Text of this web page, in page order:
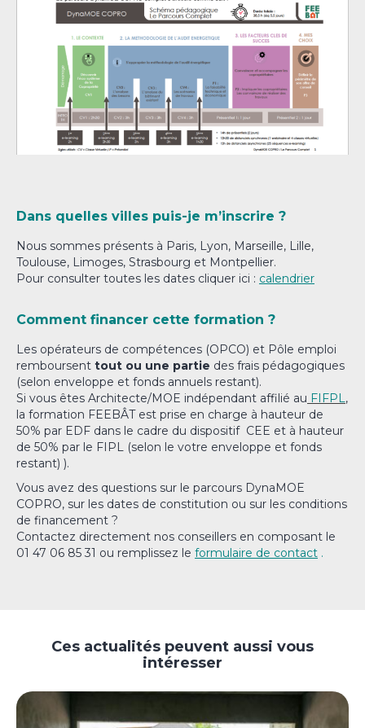
Dans quelles villes puis-je m’inscrire ?
Nous sommes présents à Paris, Lyon, Marseille, Lille,
Toulouse, Limoges, Strasbourg et Montpellier.
Pour consulter toutes les dates cliquer ici : calendrier
Comment financer cette formation ?
Les opérateurs de compétences (OPCO) et Pôle emploi
remboursent tout ou une partie des frais pédagogiques
(selon enveloppe et fonds annuels restant).
Si vous êtes Architecte/MOE indépendant affilié au FIFPL,
la formation FEEBÂT est prise en charge à hauteur de
50% par EDF dans le cadre du dispositif CEE et à hauteur
de 50% par le FIPL (selon le votre enveloppe et fonds
restant) ).
Vous avez des questions sur le parcours DynaMOE
COPRO, sur les dates de constitution ou sur les conditions
de financement ?
Contactez directement nos conseillers en composant le
01 47 06 85 31 ou remplissez le formulaire de contact .
Ces actualités peuvent aussi vous
intéresser